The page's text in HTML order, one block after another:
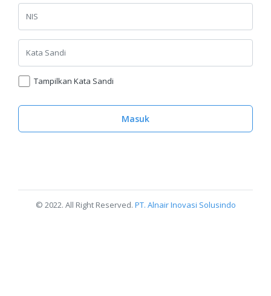
NIS
Kata Sandi
Tampilkan Kata Sandi
Masuk
© 2022. All Right Reserved. PT. Alnair Inovasi Solusindo